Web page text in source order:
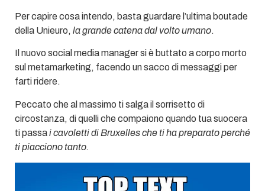
Per capire cosa intendo, basta guardare l’ultima boutade
della Unieuro, la grande catena dal volto umano.
Il nuovo social media manager si è buttato a corpo morto
sul metamarketing, facendo un sacco di messaggi per
farti ridere.
Peccato che al massimo ti salga il sorrisetto di
circostanza, di quelli che compaiono quando tua suocera
ti passai cavoletti di Bruxelles che ti ha preparato perché
ti piacciono tanto.